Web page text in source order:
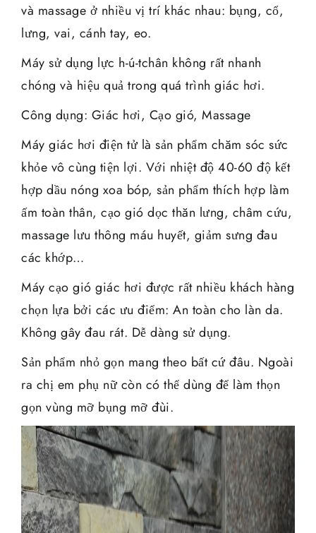
và massage ở nhiều vị trí khác nhau: bụng, cổ,
lưng, vai, cánh tay, eo.
Máy sử dụng lực h-ú-tchân không rất nhanh
chóng và hiệu quả trong quá trình giác hơi.
Công dụng: Giác hơi, Cạo gió, Massage
Máy giác hơi điện tử là sản phẩm chăm sóc sức
khỏe vô cùng tiện lợi. Với nhiệt độ 40-60 độ kết
hợp dầu nóng xoa bóp, sản phẩm thích hợp làm
ấm toàn thân, cạo gió dọc thăn lưng, châm cứu,
massage lưu thông máu huyết, giảm sưng đau
các khớp…
Máy cạo gió giác hơi được rất nhiều khách hàng
chọn lựa bởi các ưu điểm: An toàn cho làn da.
Không gây đau rát. Dễ dàng sử dụng.
Sản phẩm nhỏ gọn mang theo bất cứ đâu. Ngoài
ra chị em phụ nữ còn có thể dùng để làm thọn
gọn vùng mỡ bụng mỡ đùi.